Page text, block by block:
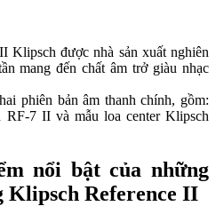
Klipsch được nhà sản xuất nghiên
mang đến chất âm trở giàu nhạc
phiên bản âm thanh chính, gồm:
7 II và mẫu loa center Klipsch
nổi bật của những
Klipsch Reference II